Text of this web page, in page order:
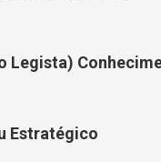
Legista)
Estratégico